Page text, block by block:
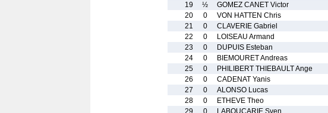
19
½ GOMEZ CANET Victor
20
0 VON HATTEN Chris
21
0 CLAVERIE Gabriel
22
0 LOISEAU Armand
23
0 DUPUIS Esteban
24
0 BIEMOURET Andreas
25
0 PHILIBERT THIEBAULT Ange
26
0 CADENAT Yanis
27
0 ALONSO Lucas
28
0 ETHEVE Theo
29
0 LABOUCARIE Sven